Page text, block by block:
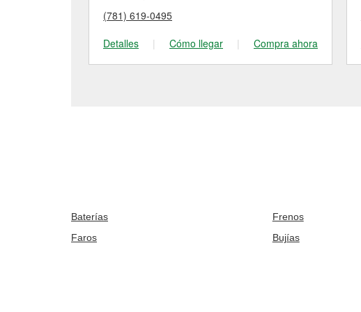
(781) 619-0495
Detalles
| Cómo llegar | Compra ahora
Baterías Frenos
Faros
Bujías